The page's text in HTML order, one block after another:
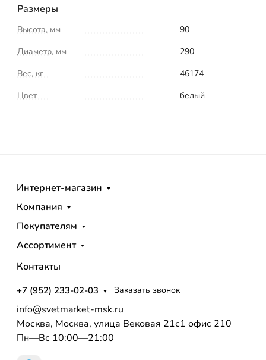
Размеры
Высота, мм
90
Диаметр, мм
290
Вес, кг
46174
Цвет
белый
Интернет-магазин
Компания
Покупателям
Ассортимент
Контакты
+7 (952) 233-02-03 Заказать звонок
info@svetmarket-msk.ru
Москва, Москва, улица Вековая 21с1 офис 210
Пн—Вс 10:00—21:00